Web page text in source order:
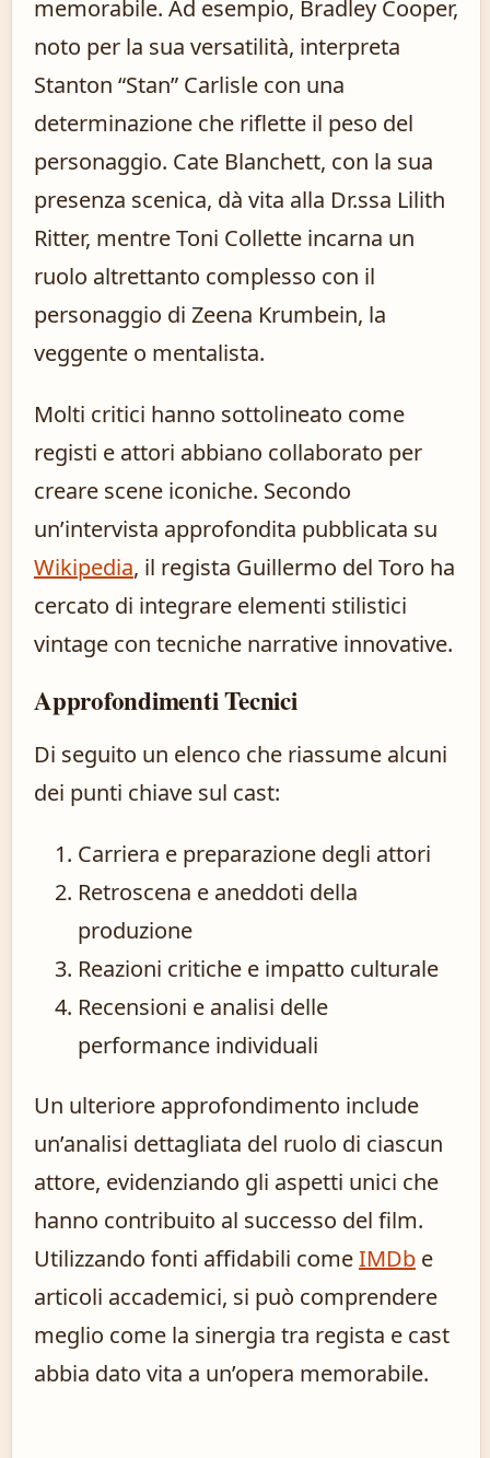
memorabile. Ad esempio, Bradley Cooper,
noto per la sua versatilità, interpreta
Stanton “Stan” Carlisle con una
determinazione che riflette il peso del
personaggio. Cate Blanchett, con la sua
presenza scenica, dà vita alla Dr.ssa Lilith
Ritter, mentre Toni Collette incarna un
ruolo altrettanto complesso con il
personaggio di Zeena Krumbein, la
veggente o mentalista.
Molti critici hanno sottolineato come
registi e attori abbiano collaborato per
creare scene iconiche. Secondo
un’intervista approfondita pubblicata su
Wikipedia, il regista Guillermo del Toro ha
cercato di integrare elementi stilistici
vintage con tecniche narrative innovative.
Approfondimenti Tecnici
Di seguito un elenco che riassume alcuni
dei punti chiave sul cast:
Carriera e preparazione degli attori
Retroscena e aneddoti della
produzione
Reazioni critiche e impatto culturale
Recensioni e analisi delle
performance individuali
Un ulteriore approfondimento include
un’analisi dettagliata del ruolo di ciascun
attore, evidenziando gli aspetti unici che
hanno contribuito al successo del film.
Utilizzando fonti affidabili comeIMDb e
articoli accademici, si può comprendere
meglio come la sinergia tra regista e cast
abbia dato vita a un’opera memorabile.